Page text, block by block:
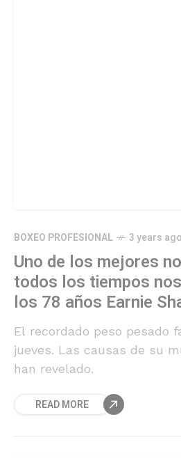
BOXEO PROFESIONAL 3 years ago
Uno de los mejores
todos los tiempos
los 78 años Earnie
El recordado peso pesado
jueves. Las causas de su
han revelado.
READ MORE